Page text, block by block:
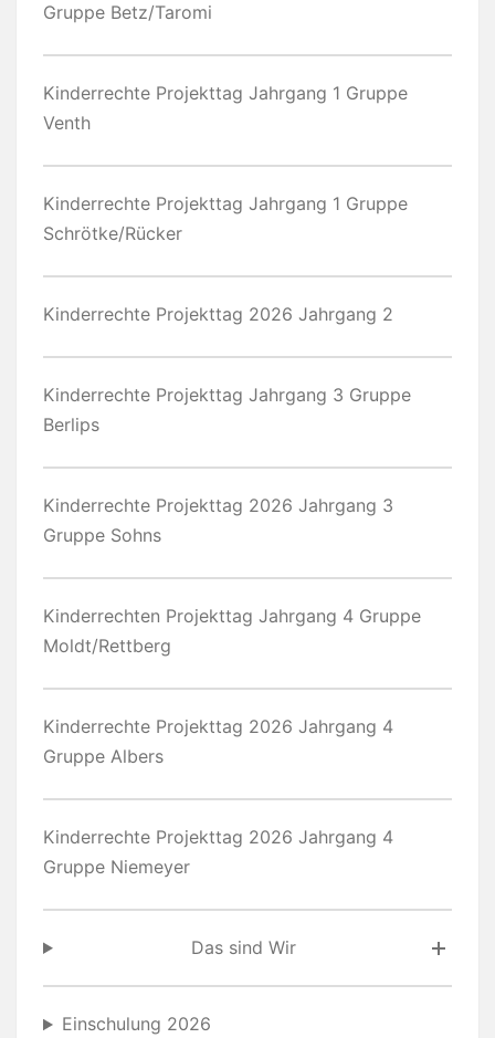
Gruppe Betz/Taromi
Kinderrechte Projekttag Jahrgang 1 Gruppe
Venth
Kinderrechte Projekttag Jahrgang 1 Gruppe
Schrötke/Rücker
Kinderrechte Projekttag 2026 Jahrgang 2
Kinderrechte Projekttag Jahrgang 3 Gruppe
Berlips
Kinderrechte Projekttag 2026 Jahrgang 3
Gruppe Sohns
Kinderrechten Projekttag Jahrgang 4 Gruppe
Moldt/Rettberg
Kinderrechte Projekttag 2026 Jahrgang 4
Gruppe Albers
Kinderrechte Projekttag 2026 Jahrgang 4
Gruppe Niemeyer
Das sind Wir
Einschulung 2026